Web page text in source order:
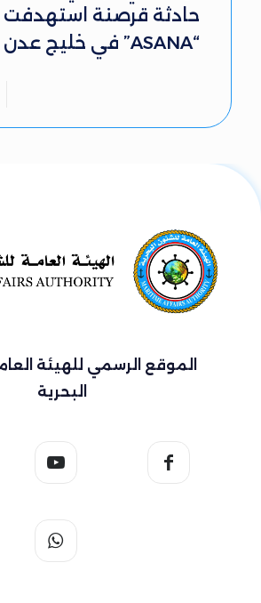
حادثة قرصنة استهدفت
“ASANA” في خليج عدن
الموقع الرسمي للهيئة
البحرية